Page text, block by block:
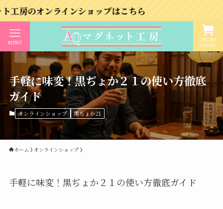
インショップはこちら
ONLINE
STORE
MENU
手軽に味変！黒ぢょか２１の使い方徹底
ガイド
オンラインショップ 黒ぢょか21
ホーム オンラインショップ
手軽に味変！黒ぢょか２１の使い方徹底ガイド